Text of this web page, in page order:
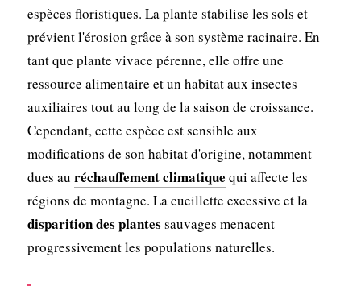
espèces floristiques. La plante stabilise les sols et
prévient l'érosion grâce à son système racinaire. En
tant que plante vivace pérenne, elle offre une
ressource alimentaire et un habitat aux insectes
auxiliaires tout au long de la saison de croissance.
Cependant, cette espèce est sensible aux
modifications de son habitat d'origine, notamment
dues au réchauffement climatique qui affecte les
régions de montagne. La cueillette excessive et la
disparition des plantes sauvages menacent
progressivement les populations naturelles.